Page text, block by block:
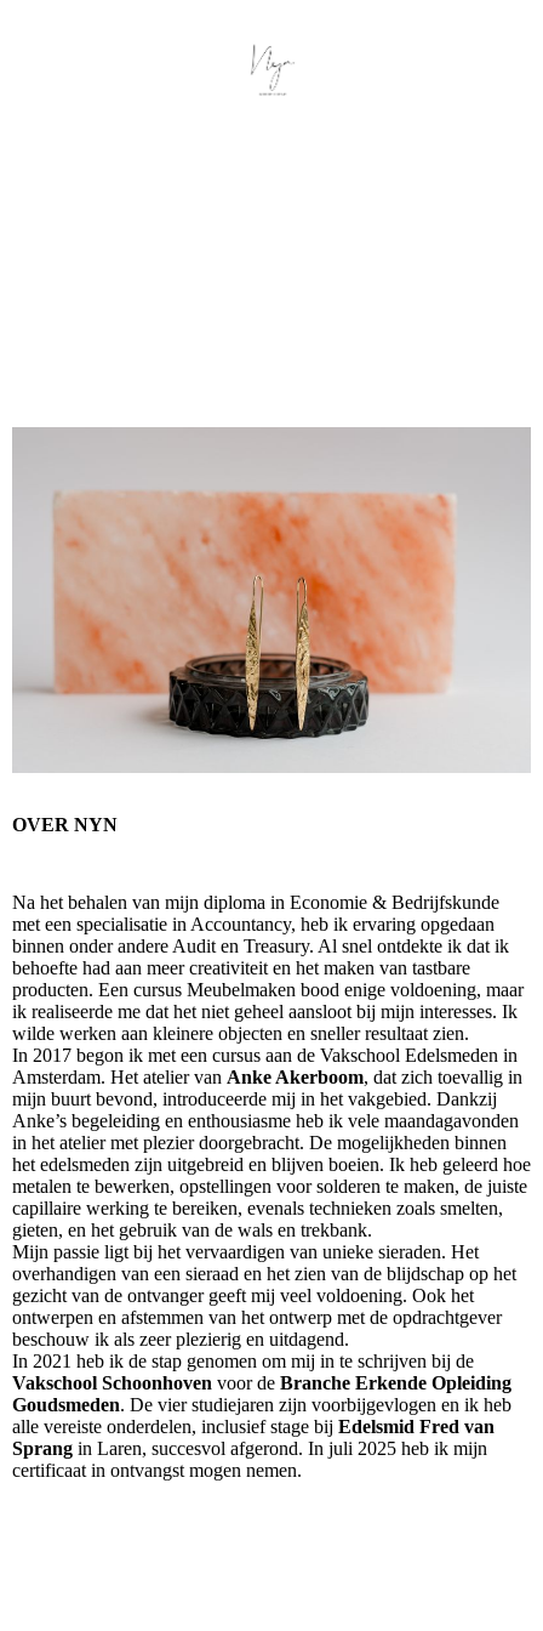
OVER NYN
Na het behalen van mijn diploma in Economie & Bedrijfskunde
met een specialisatie in Accountancy, heb ik ervaring opgedaan
binnen onder andere Audit en Treasury. Al snel ontdekte ik dat ik
behoefte had aan meer creativiteit en het maken van tastbare
producten. Een cursus Meubelmaken bood enige voldoening, maar
ik realiseerde me dat het niet geheel aansloot bij mijn interesses. Ik
wilde werken aan kleinere objecten en sneller resultaat zien.
In 2017 begon ik met een cursus aan de Vakschool Edelsmeden in
Amsterdam. Het atelier van Anke Akerboom, dat zich toevallig in
mijn buurt bevond, introduceerde mij in het vakgebied. Dankzij
Anke’s begeleiding en enthousiasme heb ik vele maandagavonden
in het atelier met plezier doorgebracht. De mogelijkheden binnen
het edelsmeden zijn uitgebreid en blijven boeien. Ik heb geleerd hoe
metalen te bewerken, opstellingen voor solderen te maken, de juiste
capillaire werking te bereiken, evenals technieken zoals smelten,
gieten, en het gebruik van de wals en trekbank.
Mijn passie ligt bij het vervaardigen van unieke sieraden. Het
overhandigen van een sieraad en het zien van de blijdschap op het
gezicht van de ontvanger geeft mij veel voldoening. Ook het
ontwerpen en afstemmen van het ontwerp met de opdrachtgever
beschouw ik als zeer plezierig en uitdagend.
In 2021 heb ik de stap genomen om mij in te schrijven bij de
Vakschool Schoonhoven voor de Branche Erkende Opleiding
Goudsmeden. De vier studiejaren zijn voorbijgevlogen en ik heb
alle vereiste onderdelen, inclusief stage bij Edelsmid Fred van
Sprang in Laren, succesvol afgerond. In juli 2025 heb ik mijn
certificaat in ontvangst mogen nemen.